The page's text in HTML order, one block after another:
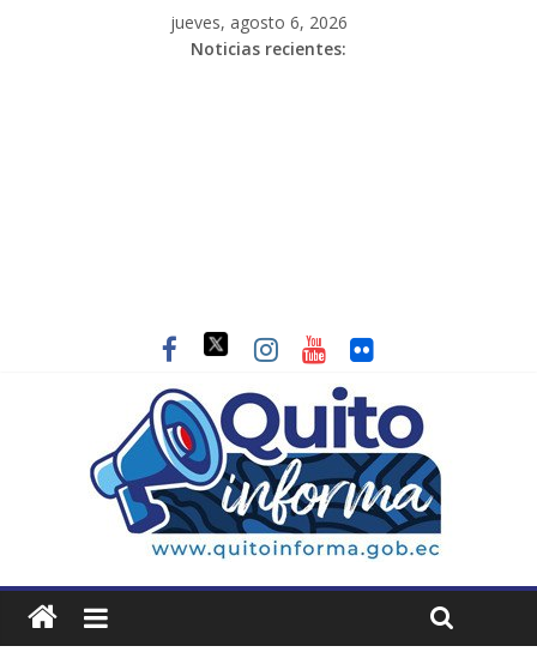
jueves, agosto 6, 2026
Noticias recientes: